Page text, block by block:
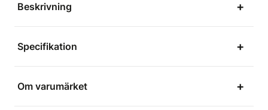
Beskrivning
Specifikation
Om varumärket